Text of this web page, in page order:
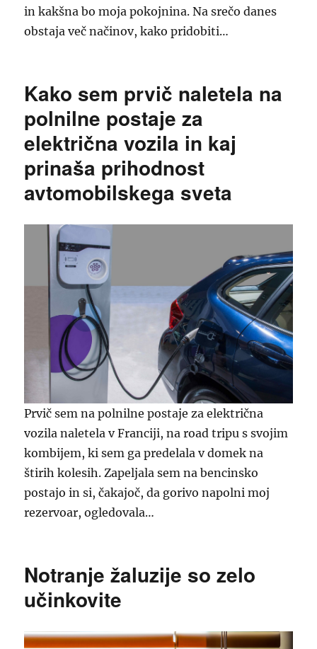
in kakšna bo moja pokojnina. Na srečo danes
obstaja več načinov, kako pridobiti…
Kako sem prvič naletela na
polnilne postaje za
električna vozila in kaj
prinaša prihodnost
avtomobilskega sveta
Prvič sem na polnilne postaje za električna
vozila naletela v Franciji, na road tripu s svojim
kombijem, ki sem ga predelala v domek na
štirih kolesih. Zapeljala sem na bencinsko
postajo in si, čakajoč, da gorivo napolni moj
rezervoar, ogledovala…
Notranje žaluzije so zelo
učinkovite